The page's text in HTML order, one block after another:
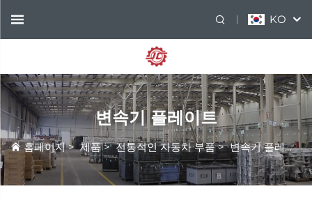
KO
변속기 플레이트
홈페이지>제품>전통적인 자동차 부품>변속기 플레이트